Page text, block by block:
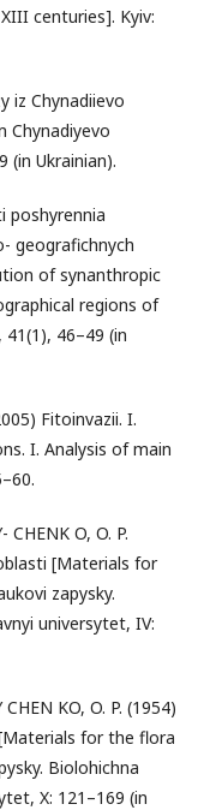
centuries]. Kyiv:
iz Chynadiievo
Chynadiyevo
(in Ukrainian).
poshyrennia
geografichnych
of synanthropic
regions of
46–49 (in
Fitoinvazii. I.
I. Analysis of main
CHENK O, O. P.
[Materials for
zapysky.
universytet, IV:
KO, O. P. (1954)
for the flora
Biolohichna
X: 121–169 (in